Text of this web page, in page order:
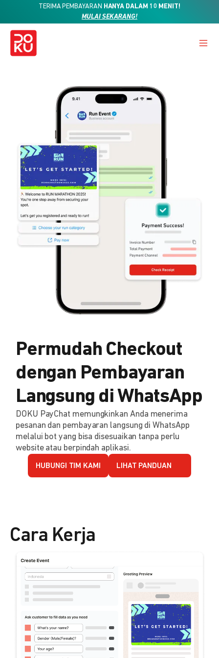
TERIMA PEMBAYARAN HANYA DALAM 10 MENIT!
MULAI SEKARANG!
Permudah Checkout
dengan Pembayaran
Langsung di WhatsApp
DOKU PayChat memungkinkan Anda menerima
pesanan dan pembayaran langsung di WhatsApp
melalui bot yang bisa disesuaikan tanpa perlu
website atau berpindah aplikasi.
HUBUNGI TIM KAMI LIHAT PANDUAN
Cara Kerja